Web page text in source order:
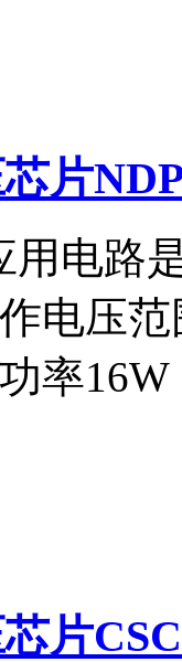
片
用电路
电压
率
片